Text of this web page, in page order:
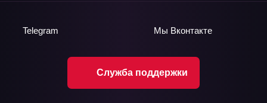
Служба поддержки
Telegram Мы Вконтакте